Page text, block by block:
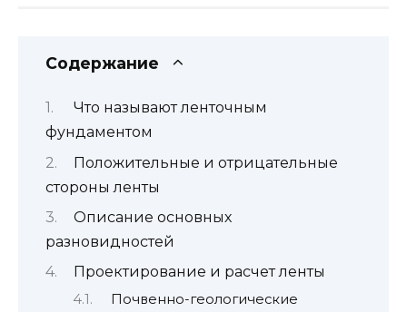
Содержание
Что называют ленточным
фундаментом
Положительные и отрицательные
стороны ленты
Описание основных
разновидностей
Проектирование и расчет ленты
Почвенно-геологические